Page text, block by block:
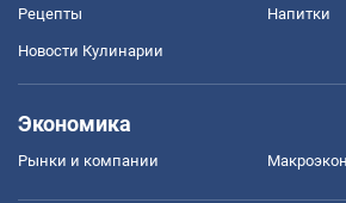
Рецепты Напитки
Новости Кулинарии
Экономика
Рынки и компании